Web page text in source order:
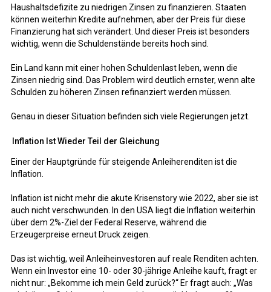
Haushaltsdefizite zu niedrigen Zinsen zu finanzieren. Staaten
können weiterhin Kredite aufnehmen, aber der Preis für diese
Finanzierung hat sich verändert. Und dieser Preis ist besonders
wichtig, wenn die Schuldenstände bereits hoch sind.
Ein Land kann mit einer hohen Schuldenlast leben, wenn die
Zinsen niedrig sind. Das Problem wird deutlich ernster, wenn alte
Schulden zu höheren Zinsen refinanziert werden müssen.
Genau in dieser Situation befinden sich viele Regierungen jetzt.
Inflation Ist Wieder Teil der Gleichung
Einer der Hauptgründe für steigende Anleiherenditen ist die
Inflation.
Inflation ist nicht mehr die akute Krisenstory wie 2022, aber sie ist
auch nicht verschwunden. In den USA liegt die Inflation weiterhin
über dem 2%-Ziel der Federal Reserve, während die
Erzeugerpreise erneut Druck zeigen.
Das ist wichtig, weil Anleiheinvestoren auf reale Renditen achten.
Wenn ein Investor eine 10- oder 30-jährige Anleihe kauft, fragt er
nicht nur: „Bekomme ich mein Geld zurück?“ Er fragt auch: „Was